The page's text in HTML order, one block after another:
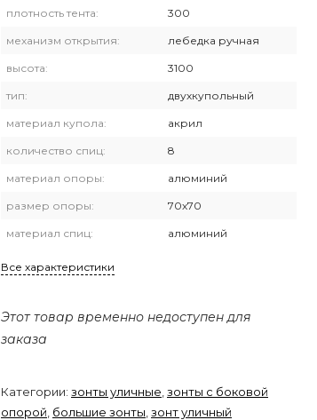
плотность тента: 300
механизм открытия: лебедка ручная
высота: 3100
тип: двухкупольный
материал купола: акрил
количество спиц: 8
материал опоры: алюминий
размер опоры: 70х70
материал спиц: алюминий
Все характеристики
Этот товар временно недоступен для
заказа
Категории: зонты уличные зонты с боковой
опорой большие зонты зонт уличный